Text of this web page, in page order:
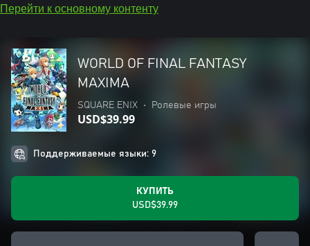
Перейти к основному контенту
WORLD OF FINAL FANTASY
MAXIMA
SQUARE ENIX • Ролевые игры
USD$39.99
Поддерживаемые языки: 9
КУПИТЬ
USD$39.99